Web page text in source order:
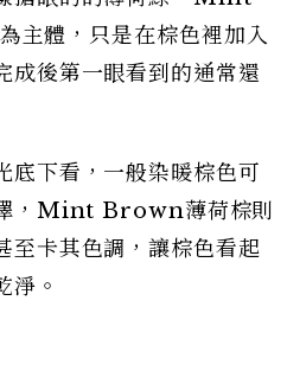
體，只是在棕色裡加入
成後第一眼看到的通常還
底下看，一般染暖棕色可
，Mint Brown薄荷棕則
至卡其色調，讓棕色看起
淨。